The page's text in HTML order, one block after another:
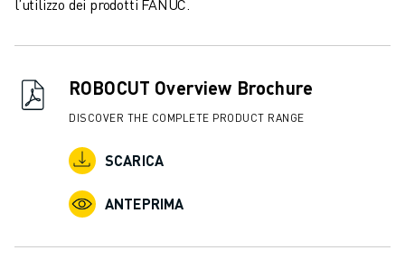
SERVIZIO CLIENTI
ASSISTENZA CLIENTI
ASSISTENZA SUL CAMPO E MANUTENZIONE
ASSISTENZA TECNICA REMOTA
RIGENERAZIONE
TRAINING & EDUCATION
l’utilizzo dei prodotti FANUC.
ROBOCUT Overview Brochure
DISCOVER THE COMPLETE PRODUCT RANGE
SCARICA
ANTEPRIMA